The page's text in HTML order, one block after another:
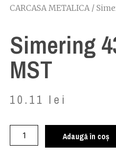
CARCASA METALICA/
Simering
MST
10.11 lei
Adaugă în coș